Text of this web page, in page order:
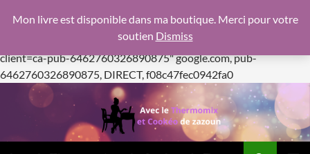
f08c47fec0942fa0
https://pagead2.googlesyndication.com/pagead/js/
client=ca-pub-6462760326890875"google.com, pub-
6462760326890875, DIRECT, f08c47fec0942fa0Aller
au
contenu
Mon livre est disponible dans ma boutique. Merci pour votre
soutien Dismiss